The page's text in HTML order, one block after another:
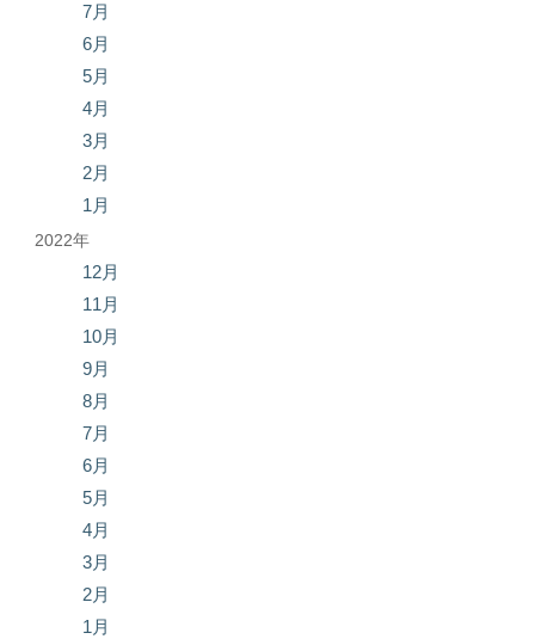
7月
6月
5月
4月
3月
2月
1月
2022年
12月
11月
10月
9月
8月
7月
6月
5月
4月
3月
2月
1月